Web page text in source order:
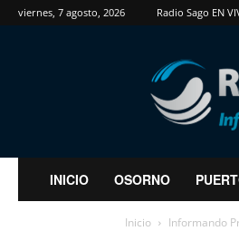
viernes, 7 agosto, 2026 Radio Sago EN
RadioSago
INICIO OSORNO
Inicio Informando